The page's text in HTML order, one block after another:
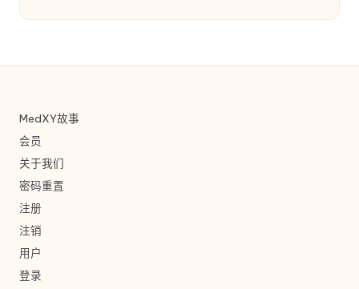
MedXY故事
会员
关于我们
密码重置
注册
注销
用户
登录